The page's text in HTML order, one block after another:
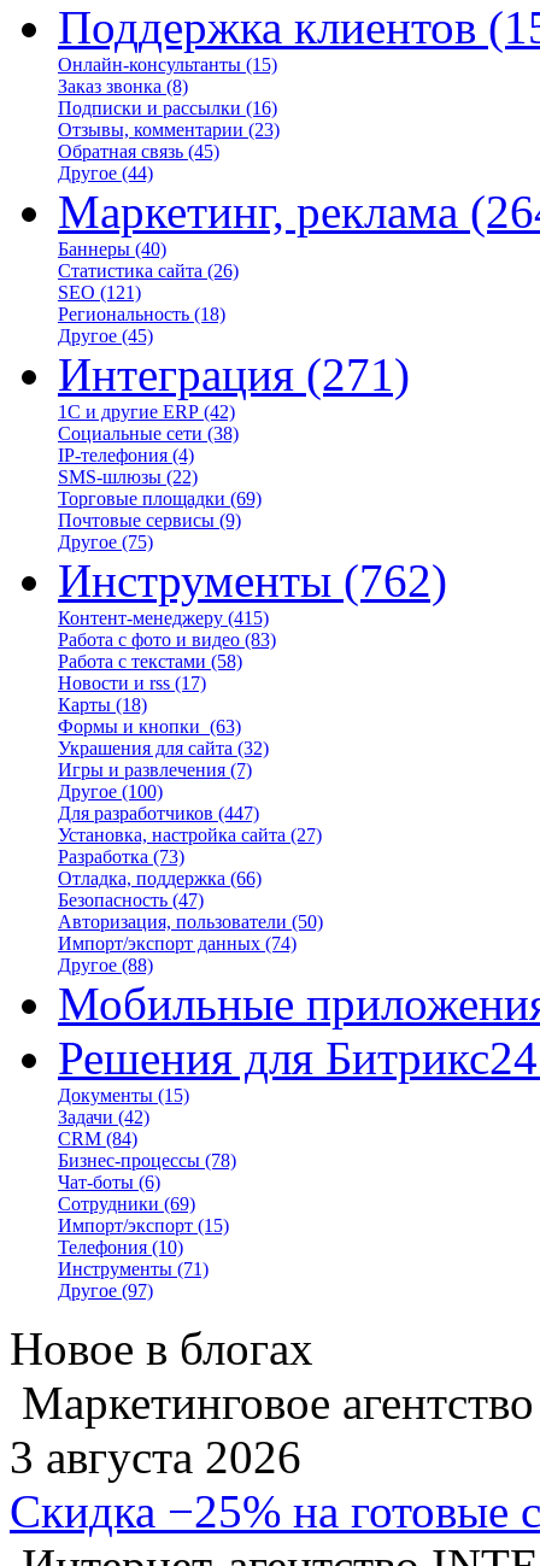
Поддержка клиентов
Онлайн-консультанты (15)
Заказ звонка (8)
Подписки и рассылки (16)
Отзывы, комментарии (23)
Обратная связь (45)
Другое (44)
Маркетинг, реклама
Баннеры (40)
Статистика сайта (26)
SEO (121)
Региональность (18)
Другое (45)
Интеграция (271)
1С и другие ERP (42)
Социальные сети (38)
IP-телефония (4)
SMS-шлюзы (22)
Торговые площадки (69)
Почтовые сервисы (9)
Другое (75)
Инструменты (762)
Контент-менеджеру (415)
Работа с фото и видео (83)
Работа с текстами (58)
Новости и rss (17)
Карты (18)
Формы и кнопки (63)
Украшения для сайта (32)
Игры и развлечения (7)
Другое (100)
Для разработчиков (447)
Установка, настройка сайта (27)
Разработка (73)
Отладка, поддержка (66)
Безопасность (47)
Авторизация, пользователи (50)
Импорт/экспорт данных (74)
Другое (88)
Мобильные
Решения для Битрикс24
Документы (15)
Задачи (42)
CRM (84)
Бизнес-процессы (78)
Чат-боты (6)
Сотрудники (69)
Импорт/экспорт (15)
Телефония (10)
Инструменты (71)
Другое (97)
Новое в блогах
Маркетинговое
3 августа 2026
Скидка −25% на готовые